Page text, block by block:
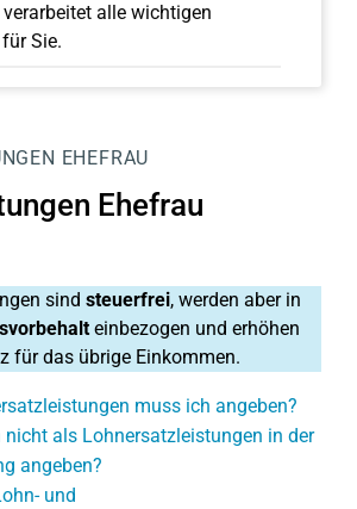
alle wichtigen
Sie.
EHEFRAU
Ehefrau
sind steuerfrei, werden aber in
einbezogen und erhöhen
für das übrige Einkommen.
muss ich angeben?
nicht als Lohnersatzleistungen in der
angeben?
und